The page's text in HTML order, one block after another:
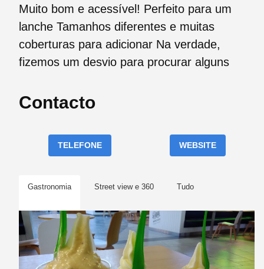
Muito bom e acessível! Perfeito para um
lanche Tamanhos diferentes e muitas
coberturas para adicionar Na verdade,
fizemos um desvio para procurar alguns
Contacto
TELEFONE WEBSITE
Gastronomia Street view e 360 Tudo